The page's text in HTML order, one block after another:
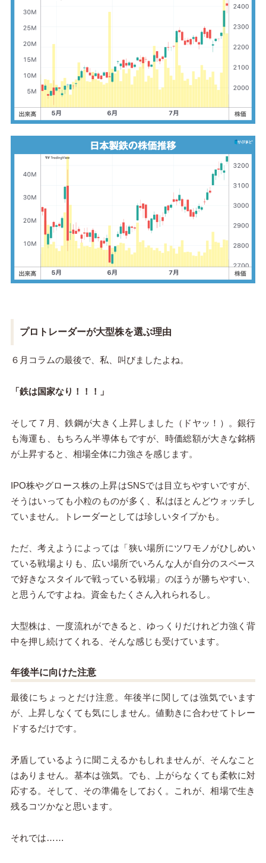
プロトレーダーが大型株を選ぶ理由
６月コラムの最後で、私、叫びましたよね。
「鉄は国家なり！！！」
そして７月、鉄鋼が大きく上昇しました（ドヤッ！）。銀行
も海運も、もちろん半導体もですが、時価総額が大きな銘柄
が上昇すると、相場全体に力強さを感じます。
IPO株やグロース株の上昇はSNSでは目立ちやすいですが、
そうはいっても小粒のものが多く、私はほとんどウォッチし
ていません。トレーダーとしては珍しいタイプかも。
ただ、考えようによっては「狭い場所にツワモノがひしめい
ている戦場よりも、広い場所でいろんな人が自分のスペース
で好きなスタイルで戦っている戦場」のほうが勝ちやすい、
と思うんですよね。資金もたくさん入れられるし。
大型株は、一度流れができると、ゆっくりだけれど力強く背
中を押し続けてくれる、そんな感じも受けています。
年後半に向けた注意
最後にちょっとだけ注意。年後半に関しては強気でいます
が、上昇しなくても気にしません。値動きに合わせてトレー
ドするだけです。
矛盾しているように聞こえるかもしれませんが、そんなこと
はありません。基本は強気。でも、上がらなくても柔軟に対
応する。そして、その準備をしておく。これが、相場で生き
残るコツかなと思います。
それでは……